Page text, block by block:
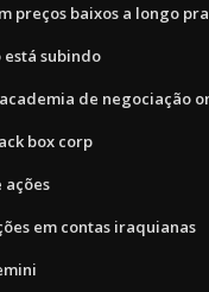
preços baixos a longo
está subindo
de negociação
box corp
ações
em contas iraquianas